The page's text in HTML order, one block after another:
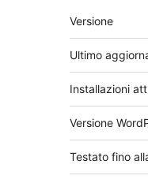
Meta
Versione
Ultimo
Installazioni
Versione
Testato fino